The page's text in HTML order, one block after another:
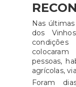
Nas
dos
pessoas,
agrícolas,
Foram